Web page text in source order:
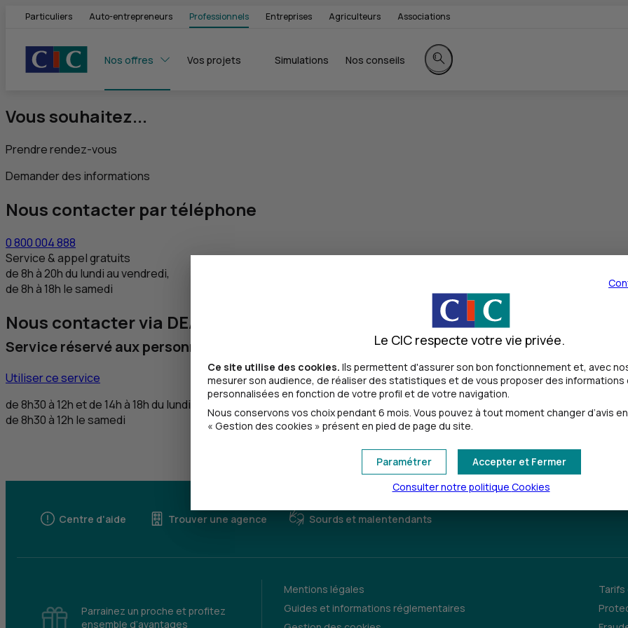
Particuliers Auto-entrepreneurs Professionnels Entreprises Agriculteurs Associations
Nos offres Vos projets Simulations Nos conseils
Rechercher sur le site
Vous souhaitez...
Prendre rendez-vous
Demander des informations
Nous contacter par téléphone
0 800 004 888
Service & appel gratuits
de 8h à 20h du lundi au vendredi,
de 8h à 18h le samedi
Nous contacter via DEAFI
Service réservé aux personnes sourdes et malentendantes
Utiliser ce service
de 8h30 à 12h et de 14h à 18h du lundi au vendredi,
de 8h30 à 12h le samedi
Centre d'aide Trouver une agence Sourds et malentendants
Parrainez un proche et profitez
ensemble d’avantages
Mentions légales
Guides et informations réglementaires
Le CIC respecte votre vie privée.
Ce site utilise des cookies. Ils permettent d'assurer son bon fonctionnement et, avec
mesurer son audience, de réaliser des statistiques et de vous proposer des informations
personnalisées en fonction de votre profil et de votre navigation.
Nous conservons vos choix pendant 6 mois. Vous pouvez à tout moment changer d’avis
« Gestion des cookies » présent en pied de page du site.
Accepter et Fermer
Paramétrer
Consulter notre politique Cookies